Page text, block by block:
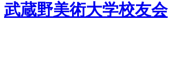
武蔵野美術大学校友会